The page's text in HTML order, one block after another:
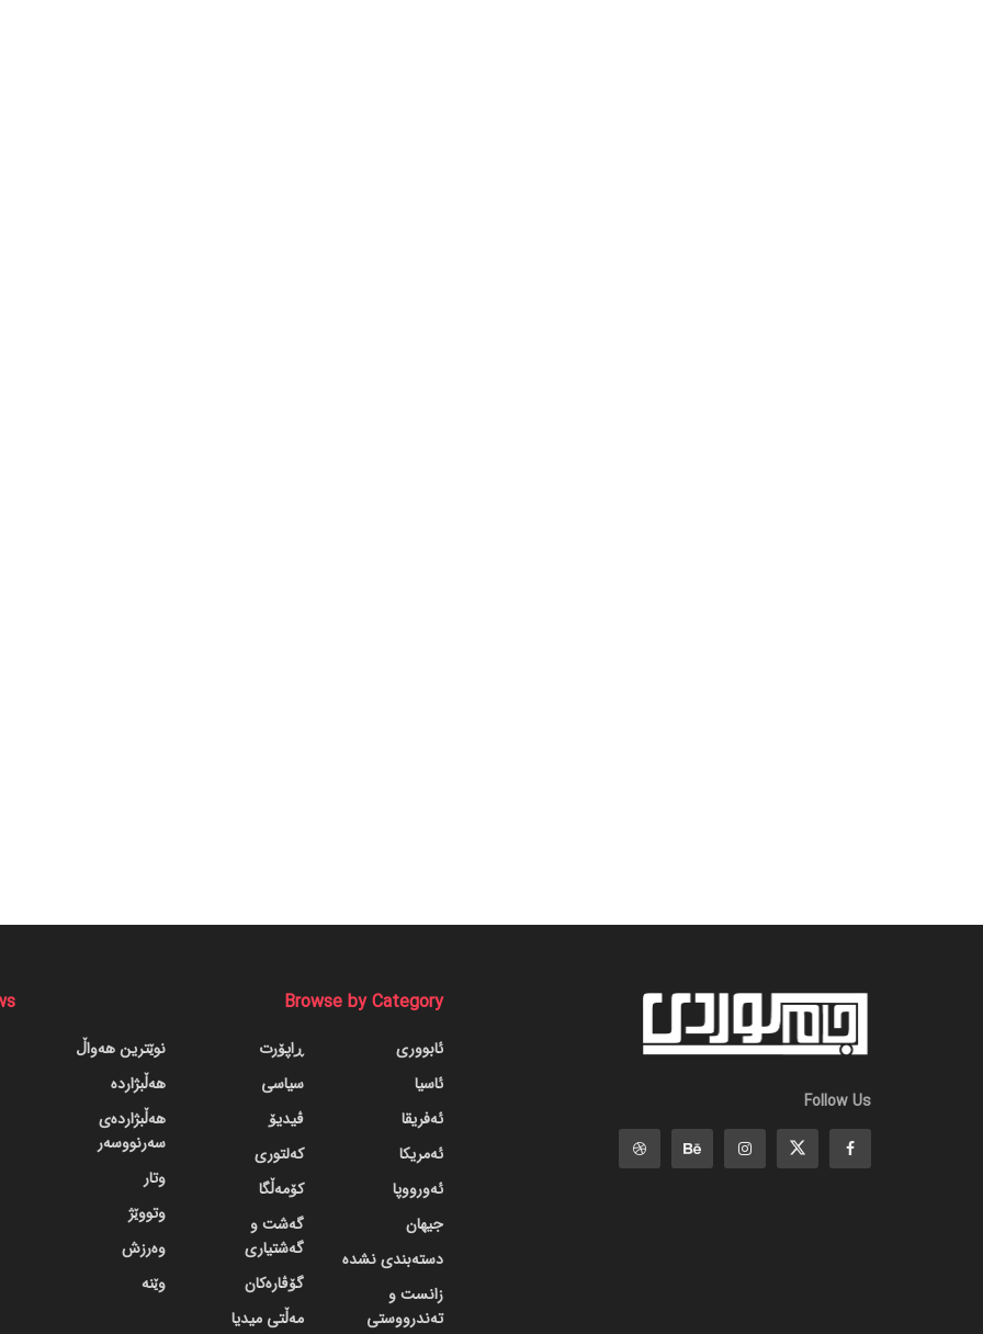
Follow Us
Browse by Category
ئابووری
ئاسیا
ئەفریقا
ئەمریکا
ئەورووپا
جیهان
دسته‌بندی نشده
زانست و
تەندرووستی
ڕاپۆرت
سیاسی
ڤیدیۆ
کەلتوری
کۆمەڵگا
گه‌شت و
گه‌شتیاری
گۆڤاره‌کان
مەڵتی میدیا
نوێترین هەواڵ
هەڵبژاردە
هەڵبژاردەی
سەرنووسەر
وتار
وتووێژ
وەرزش
وێنە